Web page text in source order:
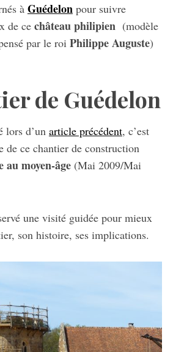
à Guédelonpour suivre
de ce château philipien(modèle
par le roi Philippe Auguste)
de Guédelon
lors d’un article précédent, c’est
de ce chantier de construction
au moyen-âge (Mai 2009/Mai
une visité guidée pour mieux
son histoire, ses implications.